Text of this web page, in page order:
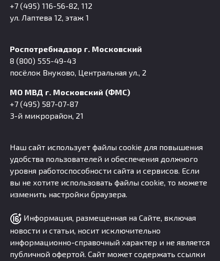
+7 (495) 116-56-82, 112
ул. Лаптева 12, этаж 1
Роспотребнадзор г. Московский
8 (800) 555-49-43
посёлок Внуково, Центральная ул., 2
МО МВД г. Московский (ФМС)
+7 (495) 587-07-87
3-й микрорайон, 21
Наш сайт использует файлы cookie для повышения
удобства пользователей и обеспечения должного
уровня работоспособности сайта и сервисов. Если
вы не хотите использовать файлы cookie, то можете
изменить настройки браузера.
Информация, размещенная на Сайте, включая
новости и статьи, носит исключительно
информационно-справочный характер и не является
публичной офертой. Сайт может содержать ссылки